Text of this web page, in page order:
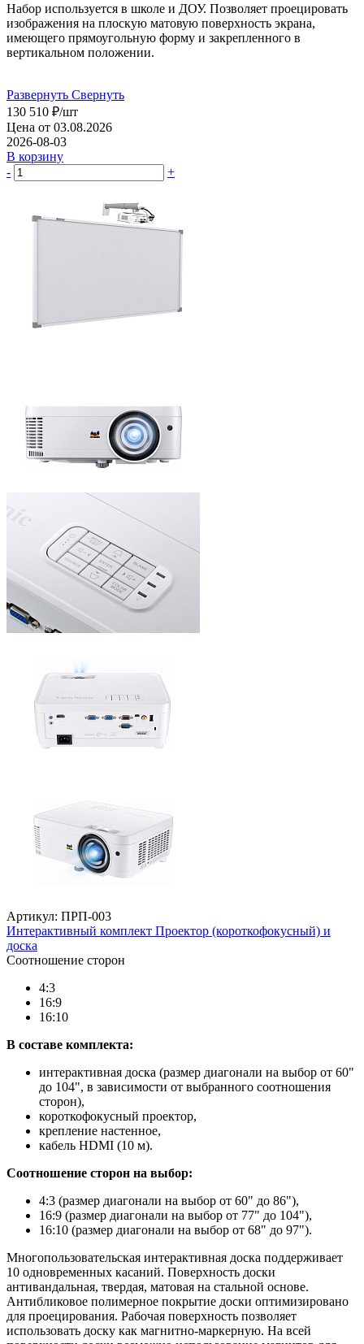
Набор используется в школе и ДОУ. Позволяет проецировать
изображения на плоскую матовую поверхность экрана,
имеющего прямоугольную форму и закрепленного в
вертикальном положении.
Развернуть Свернуть
130 510 ₽/шт
Цена от 03.08.2026
2026-08-03
В корзину
-
+
Артикул: ПРП-003
Интерактивный комплект Проектор (короткофокусный) и
доска
Соотношение сторон
4:3
16:9
16:10
В составе комплекта:
интерактивная доска (размер диагонали на выбор от 60"
до 104", в зависимости от выбранного соотношения
сторон),
короткофокусный проектор,
крепление настенное,
кабель HDMI (10 м).
Соотношение сторон на выбор:
4:3 (размер диагонали на выбор от 60" до 86"),
16:9 (размер диагонали на выбор от 77" до 104"),
16:10 (размер диагонали на выбор от 68" до 97").
Многопользовательская интерактивная доска поддерживает
10 одновременных касаний. Поверхность доски
антивандальная, твердая, матовая на стальной основе.
Антибликовое полимерное покрытие доски оптимизировано
для проецирования. Рабочая поверхность позволяет
использовать доску как магнитно-маркерную. На всей